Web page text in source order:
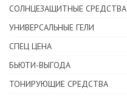
СОЛНЦЕЗАЩИТНЫЕ СРЕДСТВА
УНИВЕРСАЛЬНЫЕ ГЕЛИ
СПЕЦ ЦЕНА
БЬЮТИ-ВЫГОДА
ТОНИРУЮЩИЕ СРЕДСТВА